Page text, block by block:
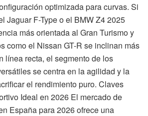
optimizada para curvas. Si
Jaguar F-Type o el BMW Z4 2025
más orientada al Gran Turismo y
como el Nissan GT-R se inclinan más
línea recta, el segmento de los
se centra en la agilidad y la
el rendimiento puro. Claves
Ideal en 2026 El mercado de
España para 2026 ofrece una